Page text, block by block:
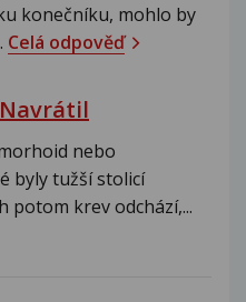
konečníku, mohlo by
Celá odpověď
nebo
byly tužší stolicí
potom krev odchází,...